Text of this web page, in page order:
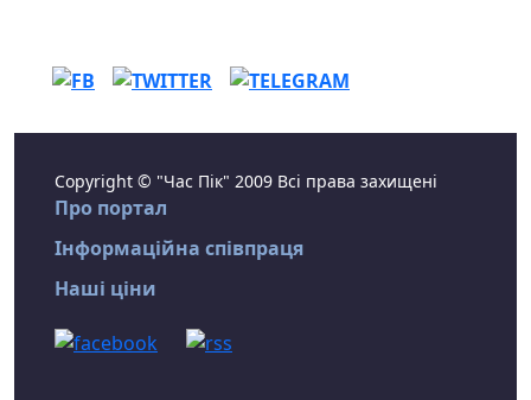
Copyright © "Час Пік" 2009 Всі права захищені
Про портал
Інформаційна співпраця
Наші ціни